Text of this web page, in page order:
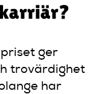
ger
trovärdighet
har